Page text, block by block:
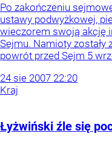
Po zakończeniu
ustawy podwyżkowej,
wieczorem swoją akcję
Sejmu. Namioty zostały
powrót przed Sejm 5
24 sie 2007 22:20
Kraj
Łyżwiński źle się